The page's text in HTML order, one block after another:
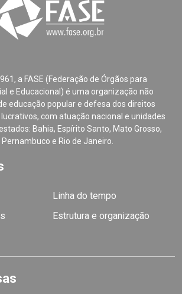
a FASE (Federação de Órgãos para
e Educacional) é uma organização não
educação popular e defesa dos direitos
com atuação nacional e unidades
Bahia, Espírito Santo, Mato Grosso,
Pernambuco e Rio de Janeiro.
Linha do tempo
Estrutura e organização